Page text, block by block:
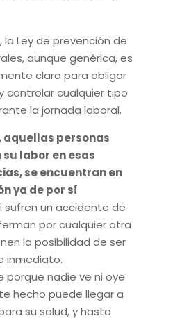
la Ley de prevención de
aunque genérica, es
clara para obligar
controlar cualquier tipo
la jornada laboral.
aquellas personas
labor en esas
se encuentran en
ya de por sí
sufren un accidente de
por cualquier otra
la posibilidad de ser
inmediato.
porque nadie ve ni oye
hecho puede llegar a
su salud, y hasta